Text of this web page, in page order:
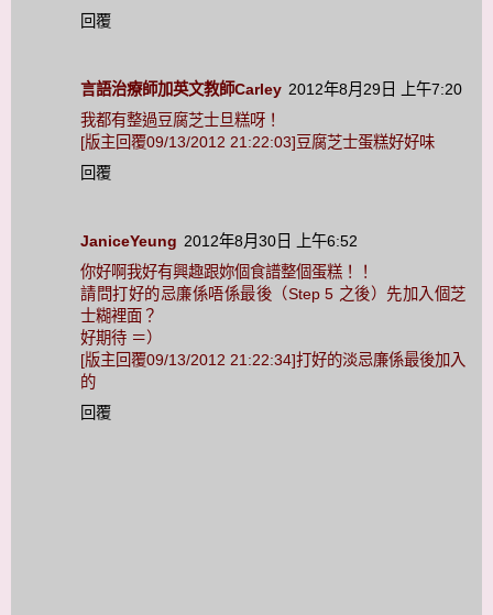
回覆
言語治療師加英文教師Carley 2012年8月29日 上午7:20
我都有整過豆腐芝士旦糕呀！
[版主回覆09/13/2012 21:22:03]豆腐芝士蛋糕好好味
回覆
JaniceYeung 2012年8月30日 上午6:52
你好啊我好有興趣跟妳個食譜整個蛋糕！！
請問打好的忌廉係唔係最後（Step 5 之後）先加入個芝
士糊裡面？
好期待 ＝）
[版主回覆09/13/2012 21:22:34]打好的淡忌廉係最後加入
的
回覆